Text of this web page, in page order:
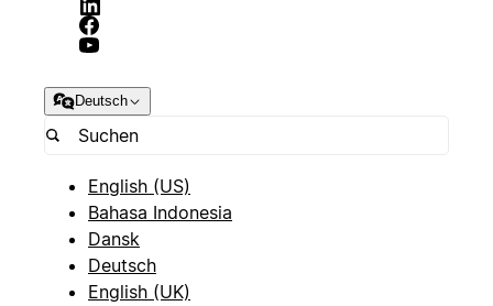
Deutsch
English (US)
Bahasa Indonesia
Dansk
Deutsch
English (UK)